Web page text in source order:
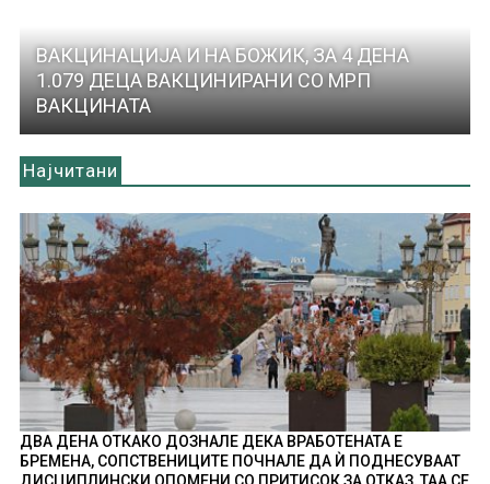
ВАКЦИНАЦИЈА И НА БОЖИК, ЗА 4 ДЕНА
1.079 ДЕЦА ВАКЦИНИРАНИ СО МРП
ВАКЦИНАТА
Најчитани
ДВА ДЕНА ОТКАКО ДОЗНАЛЕ ДЕКА ВРАБОТЕНАТА Е
БРЕМЕНА, СОПСТВЕНИЦИТЕ ПОЧНАЛЕ ДА Ѝ ПОДНЕСУВААТ